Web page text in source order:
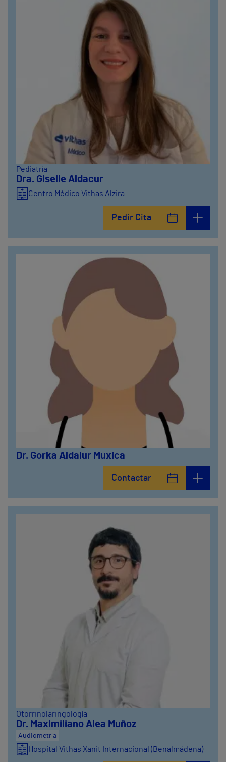
Pediatría
Dra. Giselle Aldacur
Centro Médico Vithas Alzira
Pedir Cita
Dr. Gorka Aldalur Muxica
Contactar
Otorrinolaringología
Dr. Maximiliano Alea Muñoz
Audiometría
Hospital Vithas Xanit Internacional (Benalmádena)